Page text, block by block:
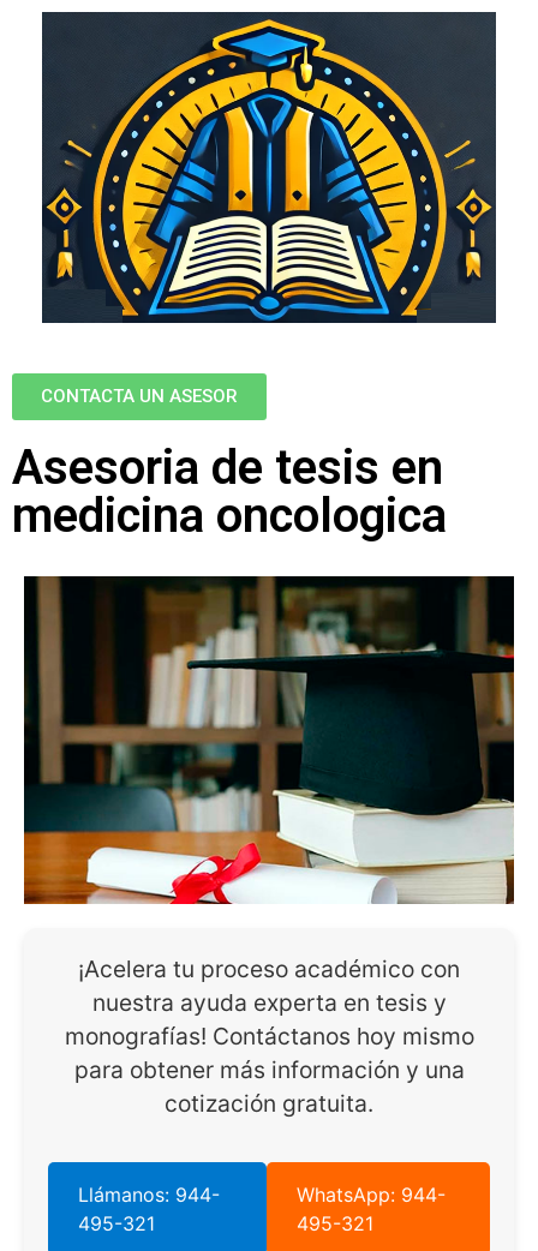
CONTACTA UN ASESOR
Asesoria de tesis en
medicina oncologica
¡Acelera tu proceso académico con
nuestra ayuda experta en tesis y
monografías! Contáctanos hoy mismo
para obtener más información y una
cotización gratuita.
Llámanos: 944-
495-321
WhatsApp: 944-
495-321